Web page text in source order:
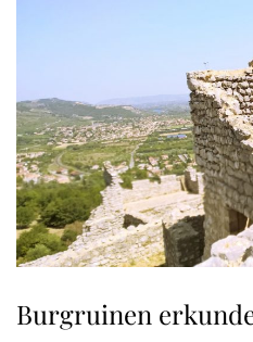
Burgruinen